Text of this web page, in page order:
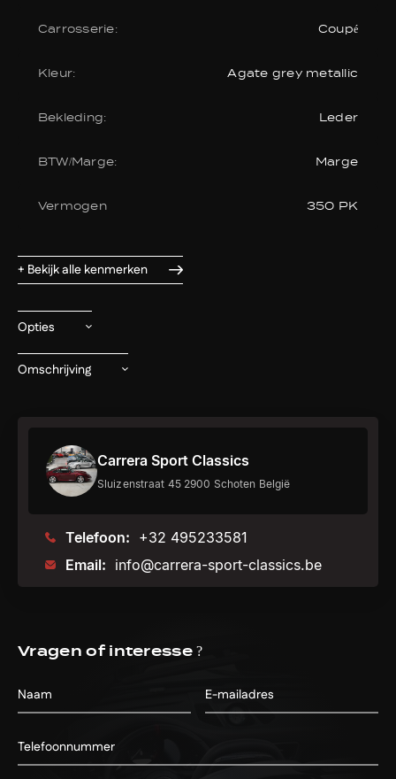
Carrosserie: Coupé
Kleur: Agate grey metallic
Bekleding: Leder
BTW/Marge: Marge
Vermogen 350 PK
+ Bekijk alle kenmerken
Opties
Omschrijving
Carrera Sport Classics
Sluizenstraat 45 2900 Schoten België
Telefoon: +32 495233581
Email: info@carrera-sport-classics.be
Vragen of interesse ?